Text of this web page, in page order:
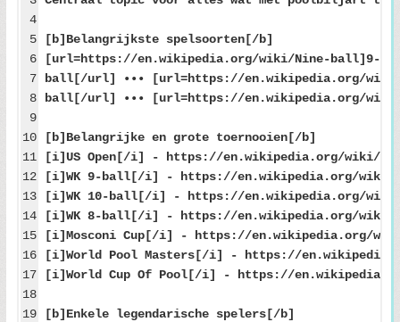
4
5
6
7
8
9
10
11
12
13
14
15
16
17
18
19
[b]Belangrijkste spelsoorten[/b]
[url=https://en.wikipedia.org/wiki/Nine-ball]9-
ball[/url] ••• [url=https://en.wikipedia.org/
ball[/url] ••• [url=https://en.wikipedia.org/
[b]Belangrijke en grote toernooien[/b]
[i]US Open[/i] - https://en.wikipedia.org/wiki/
[i]WK 9-ball[/i] - https://en.wikipedia.org/wiki/
[i]WK 10-ball[/i] - https://en.wikipedia.org/wiki/
[i]WK 8-ball[/i] - https://en.wikipedia.org/wiki/
[i]Mosconi Cup[/i] - https://en.wikipedia.org/wiki/
[i]World Pool Masters[/i] - https://
[i]World Cup Of Pool[/i] - https://
[b]Enkele legendarische spelers[/b]